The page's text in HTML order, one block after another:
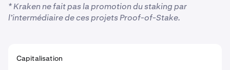
* Kraken ne fait pas la promotion du staking par
l’intermédiaire de ces projets Proof-of-Stake.
Capitalisation